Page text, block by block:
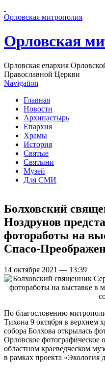
Орловская митрополия
Орловская
Орловская епархия
Православной Церкви
Navigation
Главная
Новости
Архипастырь
Епархия
Храмы
История
Святые
Святыни
Музей
Для СМИ
Болховский
Ноздрунов
фотоработы на
Спасо-
14 октября 2021 — 13:39
По благословению
Тихона 9 октября в верхнем
собора Болхова открылась
Орловское фотографическое
областном краеведческом
в рамках проекта «Экология